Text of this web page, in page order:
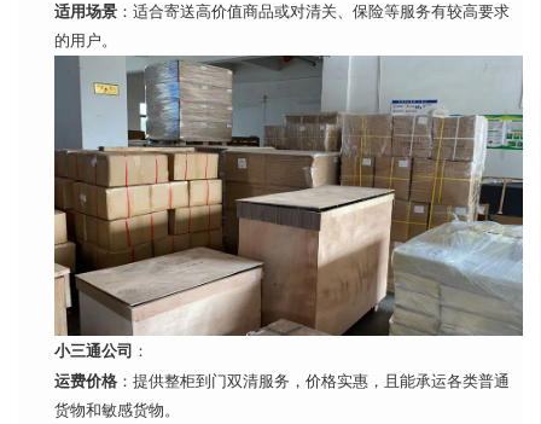
适用场景 ：适合寄送高价值商品或对清关、保险等服务有较高要求
的用户。
小三通公司 ：
运费价格 ：提供整柜到门双清服务，价格实惠，且能承运各类普通
货物和敏感货物。